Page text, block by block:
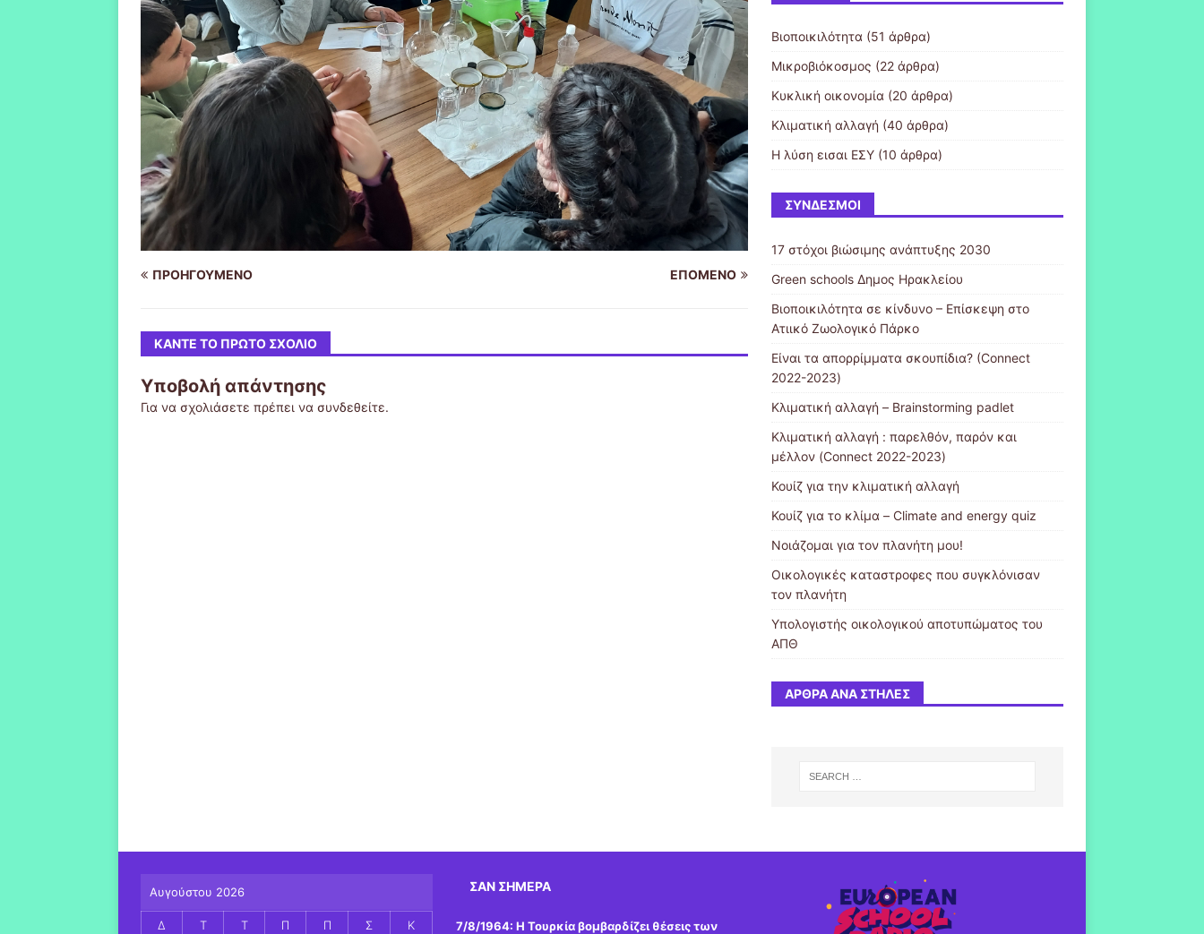
ΠΡΟΗΓΟΎΜΕΝΟ ΕΠΌΜΕΝΟ
ΚΆΝΤΕ ΤΟ ΠΡΏΤΟ ΣΧΌΛΙΟ
Υποβολή απάντησης
Για να σχολιάσετε πρέπει να συνδεθείτε.
Βιοποικιλότητα (51 άρθρα)
Μικροβιόκοσμος (22 άρθρα)
Κυκλική οικονομία (20 άρθρα)
Κλιματική αλλαγή (40 άρθρα)
Η λύση εισαι ΕΣΥ(10 άρθρα)
ΣΎΝΔΕΣΜΟΙ
17 στόχοι βιώσιμης ανάπτυξης 2030
Green schools Δημος Ηρακλείου
Βιοποικιλότητα σε κίνδυνο – Επίσκεψη στο
Ατιικό Ζωολογικό Πάρκο
Είναι τα απορρίμματα σκουπίδια? (Connect
2022-2023)
Κλιματική αλλαγή – Brainstorming padlet
Κλιματική αλλαγή : παρελθόν, παρόν και
μέλλον (Connect 2022-2023)
Κουίζ για την κλιματική αλλαγή
Κουίζ για το κλίμα – Climate and energy quiz
Νοιάζομαι για τον πλανήτη μου!
Οικολογικές καταστροφες που συγκλόνισαν
τον πλανήτη
Υπολογιστής οικολογικού αποτυπώματος του
ΑΠΘ
ΆΡΘΡΑ ΑΝΆ ΣΤΉΛΕΣ
Αυγούστου 2026
Δ Τ Τ Π Π Σ Κ
ΣΑΝ ΣΉΜΕΡΑ
7/8/1964: Η Τουρκία βομβαρδίζει θέσεις των